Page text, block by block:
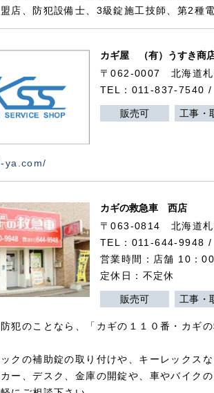
店、防犯設備士、3級錠施工技師、第2種
カギ屋 （有）うすき商
〒062-0007 北海道札
TEL：011-837-7540 /
販売可 工事・
ya.com/
カギの救急車 西店
〒063-0814 北海道札
TEL：011-644-9948
営業時間：店舗 10：
定休日：不定休
販売可 工事・
犯のことなら、「カギの１１０番・カギ
クの補助錠の取り付けや、キーレックス
ー、デスク、金庫の開錠や、車やバイク